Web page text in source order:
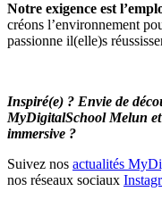
Notre exigence est
créons l’environnement
passionne il(elle)s
Inspiré(e) ? Envie de
MyDigitalSchool Melun
immersive ?
Suivez nos actualités
nos réseaux sociaux